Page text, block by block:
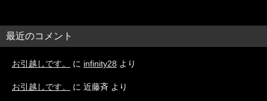
最近のコメント
お引越しです。 に infinity28 より
お引越しです。 に 近藤斉 より